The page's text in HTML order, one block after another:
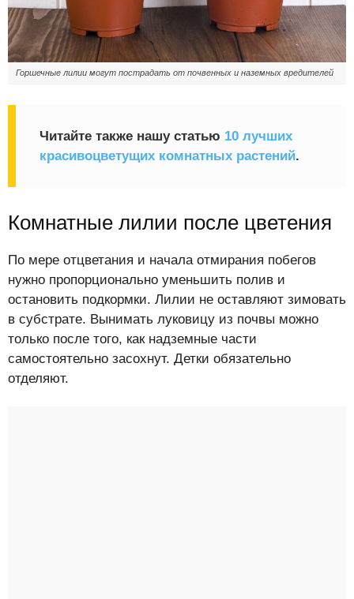
Горшечные лилии могут пострадать от почвенных и наземных вредителей
Читайте также нашу статью 10 лучших
красивоцветущих комнатных растений.
Комнатные лилии после цветения
По мере отцветания и начала отмирания побегов
нужно пропорционально уменьшить полив и
остановить подкормки. Лилии не оставляют зимовать
в субстрате. Вынимать луковицу из почвы можно
только после того, как надземные части
самостоятельно засохнут. Детки обязательно
отделяют.